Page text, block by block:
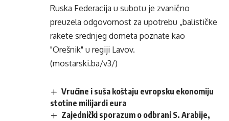
Ruska Federacija u subotu je zvanično
preuzela odgovornost za upotrebu „balističke
rakete srednjeg dometa poznate kao
"Orešnik" u regiji Lavov.
(mostarski.ba/v3/)
Vrućine i suša koštaju evropsku ekonomiju
stotine milijardi eura
Zajednički sporazum o odbrani S. Arabije,